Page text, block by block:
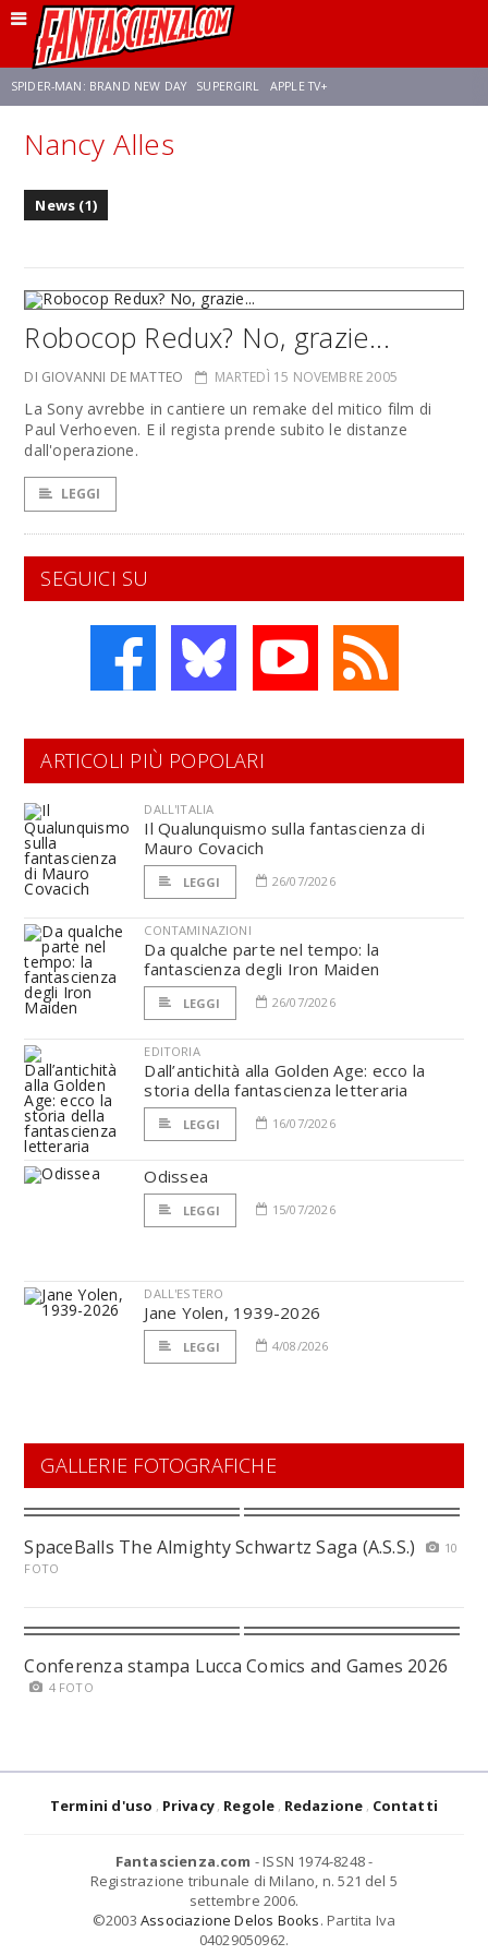
SPIDER-MAN: BRAND NEW DAY SUPERGIRL APPLE TV+
FRANCO RICCIARDIELLO ZENDAYA
Nancy Alles
News (1)
Robocop Redux? No, grazie...
DI GIOVANNI DE MATTEO MARTEDÌ 15 NOVEMBRE 2005
La Sony avrebbe in cantiere un remake del mitico film di
Paul Verhoeven. E il regista prende subito le distanze
dall'operazione.
LEGGI
SEGUICI SU
ARTICOLI PIÙ POPOLARI
DALL'ITALIA
Il Qualunquismo sulla fantascienza di
Mauro Covacich
LEGGI 26/07/2026
CONTAMINAZIONI
Da qualche parte nel tempo: la
fantascienza degli Iron Maiden
LEGGI 26/07/2026
EDITORIA
Dall’antichità alla Golden Age: ecco la
storia della fantascienza letteraria
LEGGI 16/07/2026
Odissea
LEGGI 15/07/2026
DALL'ESTERO
Jane Yolen, 1939-2026
LEGGI 4/08/2026
GALLERIE FOTOGRAFICHE
SpaceBalls The Almighty Schwartz Saga (A.S.S.)
10
FOTO
Conferenza stampa Lucca Comics and Games 2026
4 FOTO
Termini d'uso Privacy Regole Redazione Contatti
Fantascienza.com - ISSN 1974-8248 -
Registrazione tribunale di Milano, n. 521 del 5
settembre 2006.
©2003 Associazione Delos Books. Partita Iva
04029050962.